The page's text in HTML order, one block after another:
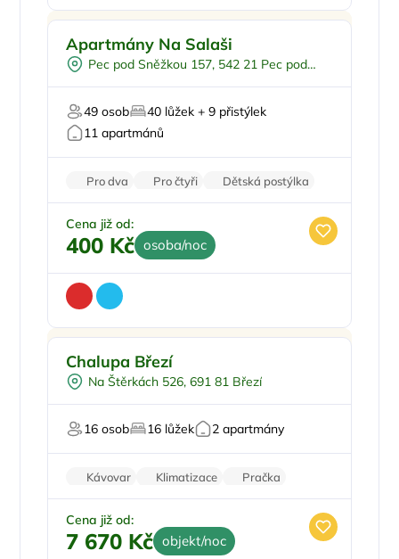
Pro skupiny
U lyžařského střediska
Zvířata povolena
Apartmány Na Salaši
Pec pod Sněžkou 157, 542 21 Pec pod
49 osob
40 lůžek + 9 přistýlek
11 apartmánů
Pro dva Pro čtyři
Dětská postýlka
Venkovní posezení
Venkovní gril
Cena již od:
400 Kč osoba/noc
Venkovní bazén
Vířivka
Pro milovníky vína
Chalupa Březí
Na Štěrkách 526, 691 81 Březí
16 osob 16 lůžek 2 apartmány
Kávovar Klimatizace
Pračka
Sušička
Vinotéka
Cena již od:
7 670 Kč objekt/noc